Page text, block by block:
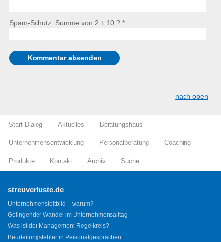
Spam-Schutz: Summe von 2 + 10 ? *
nach oben
Start Dialog Aktuelles Beratungshaus
Unternehmensentwicklung Personalberatung Coaching
Produkte Kontakt Archiv Suche
streuverluste.de
Unternehmensleitbild – warum?
Gelingender Wandel im Unternehmensalltag
Was ist der Management-Regelkreis?
Beurteilungsfehler in Personalgesprächen